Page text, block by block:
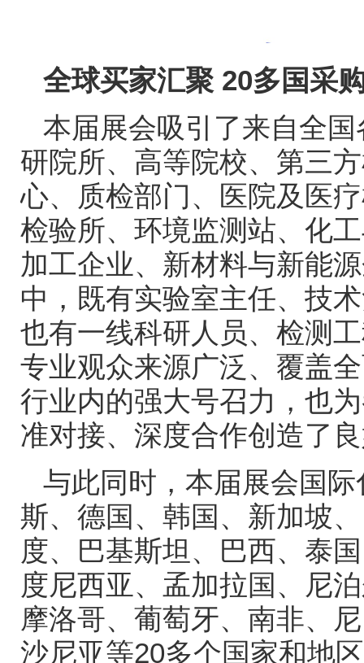
全球买家汇聚 20多国采
本届展会吸引了来自全
研院所、高等院校、第三
心、质检部门、医院及医
检验所、环境监测站、化
加工企业、新材料与新能
中，既有实验室主任、技
也有一线科研人员、检测
专业观众来源广泛、覆盖
行业内的强大号召力，也
准对接、深度合作创造了
与此同时，本届展会国
斯、德国、韩国、新加坡
度、巴基斯坦、巴西、泰
度尼西亚、孟加拉国、尼
摩洛哥、葡萄牙、南非、
沙尼亚等20多个国家和地